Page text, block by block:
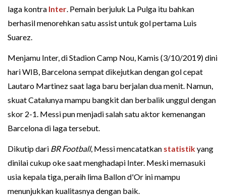
laga kontra Inter. Pemain berjuluk La Pulga itu bahkan
berhasil menorehkan satu assist untuk gol pertama Luis
Suarez.
Menjamu Inter, di Stadion Camp Nou, Kamis (3/10/2019) dini
hari WIB, Barcelona sempat dikejutkan dengan gol cepat
Lautaro Martinez saat laga baru berjalan dua menit. Namun,
skuat Catalunya mampu bangkit dan berbalik unggul dengan
skor 2-1. Messi pun menjadi salah satu aktor kemenangan
Barcelona di laga tersebut.
Dikutip dari BR Football, Messi mencatatkan statistikyang
dinilai cukup oke saat menghadapi Inter. Meski memasuki
usia kepala tiga, peraih lima Ballon d'Or ini mampu
menunjukkan kualitasnya dengan baik.